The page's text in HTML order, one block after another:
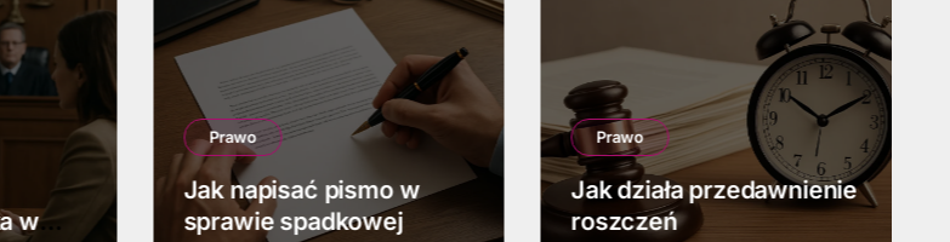
w
Prawo
Jak napisać pismo w
sprawie spadkowej
Prawo
Jak działa przedawnienie
roszczeń